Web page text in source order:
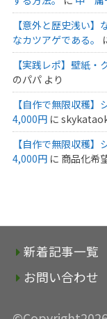
【意外と歴史浅い
なカツアゲである。
【実践レポ】壁紙
のパパより
【自作で無限収穫
4,000円に
【自作で無限収穫
4,000円に 商品化希
新着記事一覧
お問い合わせ